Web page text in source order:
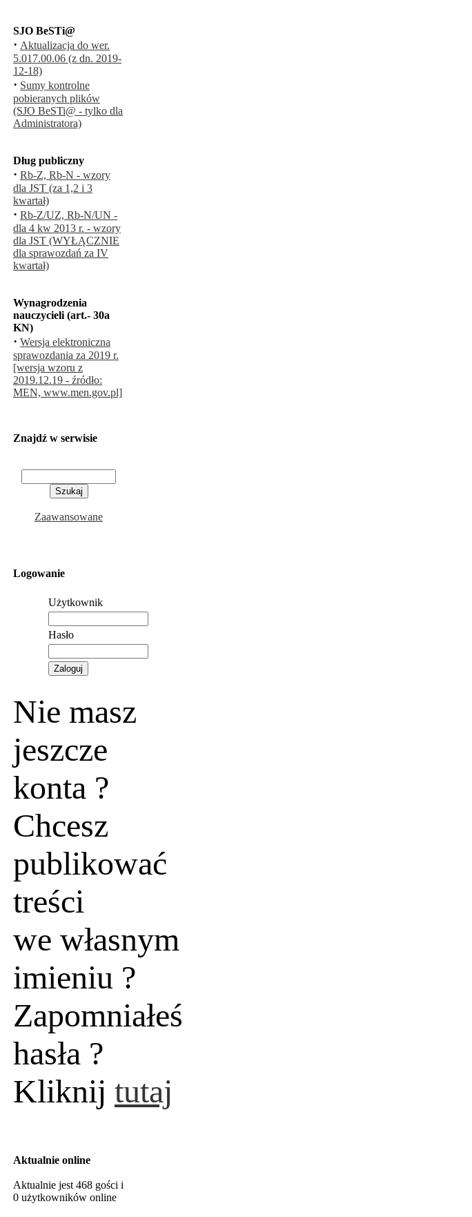
SJO BeSTi@
· Aktualizacja do wer.
5.017.00.06 (z dn. 2019-
12-18)
· Sumy kontrolne
pobieranych plików
(SJO BeSTi@ - tylko dla
Administratora)
Dług publiczny
· Rb-Z, Rb-N - wzory
dla JST (za 1,2 i 3
kwartał)
· Rb-Z/UZ, Rb-N/UN -
dla 4 kw 2013 r. - wzory
dla JST (WYŁĄCZNIE
dla sprawozdań za IV
kwartał)
Wynagrodzenia
nauczycieli (art.- 30a
KN)
· Wersja elektroniczna
sprawozdania za 2019 r.
[wersja wzoru z
2019.12.19 - źródło:
MEN, www.men.gov.pl]
Znajdź w serwisie
Zaawansowane
Logowanie
Użytkownik
Hasło
Nie masz
jeszcze
konta ?
Chcesz
publikować
treści
we własnym
imieniu ?
Zapomniałeś
hasła ?
Kliknij tutaj
Aktualnie online
Aktualnie jest 468 gości i
0 użytkowników online